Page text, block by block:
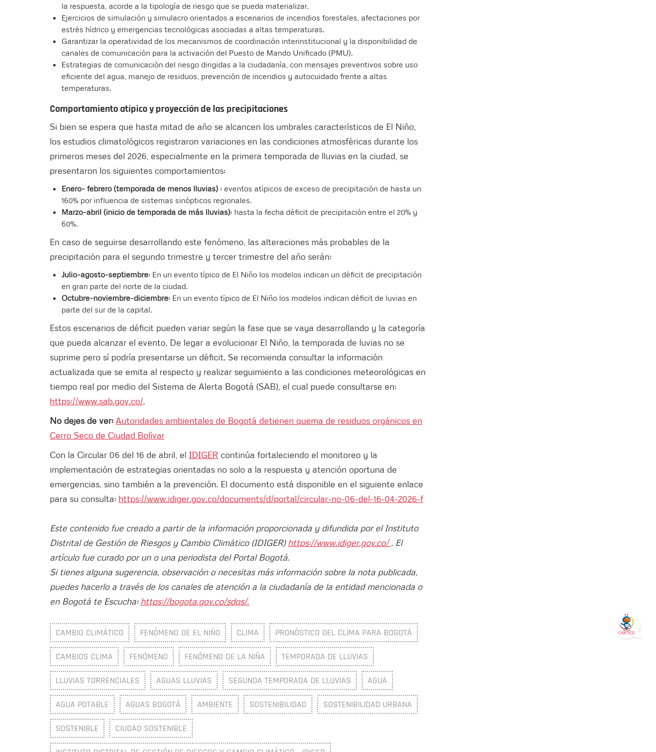
la respuesta, acorde a la tipología de riesgo que se pueda materializar.
Ejercicios de simulación y simulacro orientados a escenarios de incendios forestales, afectaciones por
estrés hídrico y emergencias tecnológicas asociadas a altas temperaturas.
Garantizar la operatividad de los mecanismos de coordinación interinstitucional y la disponibilidad de
canales de comunicación para la activación del Puesto de Mando Unificado (PMU).
Estrategias de comunicación del riesgo dirigidas a la ciudadanía, con mensajes preventivos sobre uso
eficiente del agua, manejo de residuos, prevención de incendios y autocuidado frente a altas
temperaturas.
Comportamiento atípico y proyección de las precipitaciones
Si bien se espera que hasta mitad de año se alcancen los umbrales característicos de El Niño,
los estudios climatológicos registraron variaciones en las condiciones atmosféricas durante los
primeros meses del 2026, especialmente en la primera temporada de lluvias en la ciudad, se
presentaron los siguientes comportamientos:
Enero- febrero (temporada de menos lluvias) : eventos atípicos de exceso de precipitación de hasta un
160% por influencia de sistemas sinópticos regionales.
Marzo-abril (inicio de temporada de más lluvias): hasta la fecha déficit de precipitación entre el 20% y
60%.
En caso de seguirse desarrollando este fenómeno, las alteraciones más probables de la
precipitación para el segundo trimestre y tercer trimestre del año serán:
Julio-agosto-septiembre: En un evento típico de El Niño los modelos indican un déficit de precipitación
en gran parte del norte de la ciudad.
Octubre-noviembre-diciembre: En un evento típico de El Niño los modelos indican déficit de luvias en
parte del sur de la capital.
Estos escenarios de déficit pueden variar según la fase que se vaya desarrollando y la categoría
que pueda alcanzar el evento. De legar a evolucionar El Niño, la temporada de luvias no se
suprime pero sí podría presentarse un déficit. Se recomienda consultar la información
actualizada que se emita al respecto y realizar seguimiento a las condiciones meteorológicas en
tiempo real por medio del Sistema de Alerta Bogotá (SAB), el cual puede consultarse en:
https://www.sab.gov.co/.
No dejes de ver: Autoridades ambientales de Bogotá detienen quema de residuos orgánicos en
Cerro Seco de Ciudad Bolívar
Con la Circular 06 del 16 de abril, el IDIGER continúa fortaleciendo el monitoreo y la
implementación de estrategias orientadas no solo a la respuesta y atención oportuna de
emergencias, sino también a la prevención. El documento está disponible en el siguiente enlace
para su consulta: https://www.idiger.gov.co/documents/d/portal/circular-no-06-del-16-04-2026-f
Este contenido fue creado a partir de la información proporcionada y difundida por el Instituto
Distrital de Gestión de Riesgos y Cambio Climático (IDIGER) https://www.idiger.gov.co/. El
artículo fue curado por un o una periodista del Portal Bogotá.
Si tienes alguna sugerencia, observación o necesitas más información sobre la nota publicada,
puedes hacerlo a través de los canales de atención a la ciudadanía de la entidad mencionada o
en Bogotá te Escucha: https://bogota.gov.co/sdqs/.
CAMBIO CLIMÁTICO FENÓMENO DE EL NIÑO CLIMA PRONÓSTICO DEL CLIMA PARA BOGOTÁ
CAMBIOS CLIMA FENÓMENO FENÓMENO DE LA NIÑA TEMPORADA DE LLUVIAS
LLUVIAS TORRENCIALES AGUAS LLUVIAS SEGUNDA TEMPORADA DE LLUVIAS AGUA
AGUA POTABLE AGUAS BOGOTÁ AMBIENTE SOSTENIBILIDAD SOSTENIBILIDAD URBANA
SOSTENIBLE CIUDAD SOSTENIBLE